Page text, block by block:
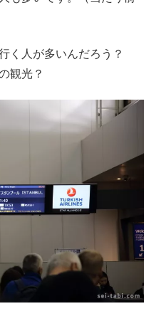
く人が多いんだろう？
観光？